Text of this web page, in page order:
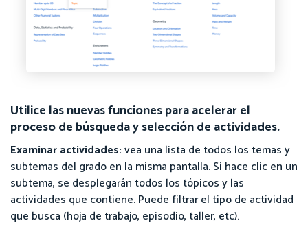
Utilice las nuevas funciones para acelerar el
proceso de búsqueda y selección de actividades.
Examinar actividades:vea una lista de todos los temas y
subtemas del grado en la misma pantalla. Si hace clic en un
subtema, se desplegarán todos los tópicos y las
actividades que contiene. Puede filtrar el tipo de actividad
que busca (hoja de trabajo, episodio, taller, etc).